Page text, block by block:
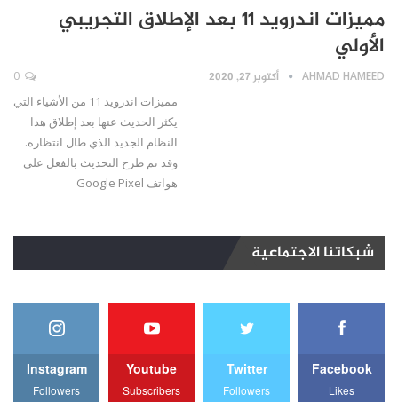
مميزات اندرويد 11 بعد الإطلاق التجريبي
الأولي
AHMAD HAMEED أكتوبر 27, 2020
مميزات اندرويد 11 من الأشياء التي
يكثر الحديث عنها بعد إطلاق هذا
النظام الجديد الذي طال انتظاره.
وقد تم طرح التحديث بالفعل على
هواتف Google Pixel
شبكاتنا الاجتماعية
Facebook
Likes
Twitter
Followers
Youtube
Subscribers
Instagram
Followers